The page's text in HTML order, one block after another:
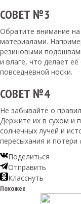
СОВЕТ №3
Обратите внимание на
материалами.
резиновыми
и влаге, что делает
повседневной носки.
СОВЕТ №4
Не забывайте о
Держите их в сухом и
солнечных лучей и
пересыхания и
Поделиться
Отправить
Класснуть
Похожее